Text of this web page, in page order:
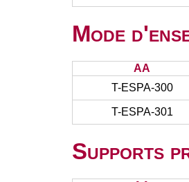
Mode
AA
T-ESPA-300
T-ESPA-301
Supports